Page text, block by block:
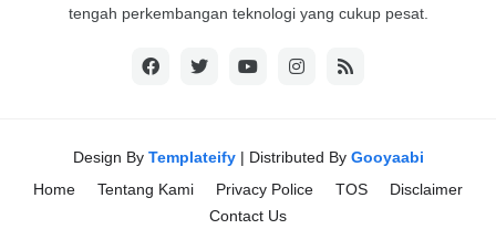
tengah perkembangan teknologi yang cukup pesat.
Design By Templateify| Distributed By Gooyaabi
Home
Tentang Kami Privacy Police TOS
Disclaimer
Contact Us